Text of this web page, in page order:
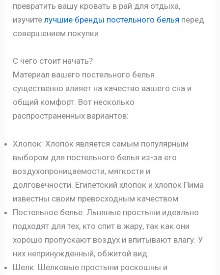
превратить вашу кровать в рай для отдыха,
изучителучшие бренды постельного белья перед
совершением покупки.
С чего стоит начать?
Материал вашего постельного белья
существенно влияет на качество вашего сна и
общий комфорт. Вот несколько
распространенных вариантов:
Хлопок: Хлопок является самым популярным
выбором для постельного белья из-за его
воздухопроницаемости, мягкости и
долговечности. Египетский хлопок и хлопок Пима
известны своим превосходным качеством.
Постельное белье: Льняные простыни идеально
подходят для тех, кто спит в жару, так как они
хорошо пропускают воздух и впитывают влагу. У
них непринужденный, обжитой вид.
Шелк: Шелковые простыни роскошны и